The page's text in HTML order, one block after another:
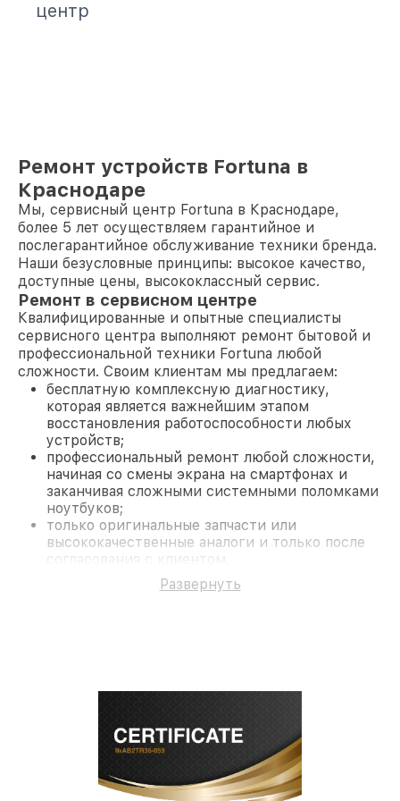
центр
Ремонт устройств Fortuna в
Краснодаре
Мы, сервисный центр Fortuna в Краснодаре,
более 5 лет осуществляем гарантийное и
послегарантийное обслуживание техники бренда.
Наши безусловные принципы: высокое качество,
доступные цены, высококлассный сервис.
Ремонт в сервисном центре
Квалифицированные и опытные специалисты
сервисного центра выполняют ремонт бытовой и
профессиональной техники Fortuna любой
сложности. Своим клиентам мы предлагаем:
бесплатную комплексную диагностику,
которая является важнейшим этапом
восстановления работоспособности любых
устройств;
профессиональный ремонт любой сложности,
начиная со смены экрана на смартфонах и
заканчивая сложными системными поломками
ноутбуков;
только оригинальные запчасти или
высококачественные аналоги и только после
согласования с клиентом.
На все работы и замененные комплектующие
предоставляется длительная гарантия. В случае
современное оборудование и
лицензированное ПО в ремонтно-
диагностических мастерских;
собственный склад комплектующих, что
Развернуть